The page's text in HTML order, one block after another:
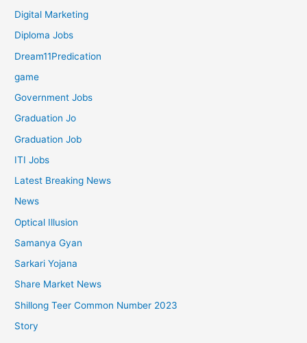
Digital Marketing
Diploma Jobs
Dream11Predication
game
Government Jobs
Graduation Jo
Graduation Job
ITI Jobs
Latest Breaking News
News
Optical Illusion
Samanya Gyan
Sarkari Yojana
Share Market News
Shillong Teer Common Number 2023
Story